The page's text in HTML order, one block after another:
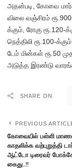
அதன்படி, கோவை
விலை வஞ்சிரம்
க்கும், ரோகு ரூ.120-
நெத்திலி ரூ.100-
டேம் மின்கள் ரூ.50
அடுத்த இரண்டு
SHARE ON
PREVIOUS
கோவையில் பள்ளி
காதலிக்க வற்புறுத்தி
ஆட்டோ டிரைவர்
கைது..!!